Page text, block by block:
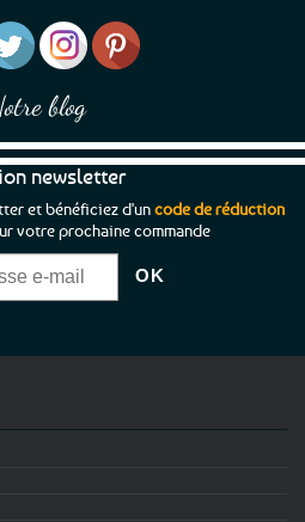
blog
newsletter
et bénéficiez d'uncode de réduction
votre prochaine commande